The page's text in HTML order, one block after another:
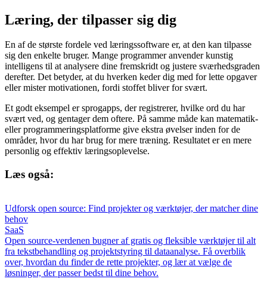
Læring, der tilpasser sig dig
En af de største fordele ved læringssoftware er, at den kan tilpasse
sig den enkelte bruger. Mange programmer anvender kunstig
intelligens til at analysere dine fremskridt og justere sværhedsgraden
derefter. Det betyder, at du hverken keder dig med for lette opgaver
eller mister motivationen, fordi stoffet bliver for svært.
Et godt eksempel er sprogapps, der registrerer, hvilke ord du har
svært ved, og gentager dem oftere. På samme måde kan matematik-
eller programmeringsplatforme give ekstra øvelser inden for de
områder, hvor du har brug for mere træning. Resultatet er en mere
personlig og effektiv læringsoplevelse.
Læs også:
Udforsk open source: Find projekter og værktøjer, der matcher dine
behov
SaaS
Open source-verdenen bugner af gratis og fleksible værktøjer til alt
fra tekstbehandling og projektstyring til dataanalyse. Få overblik
over, hvordan du finder de rette projekter, og lær at vælge de
løsninger, der passer bedst til dine behov.